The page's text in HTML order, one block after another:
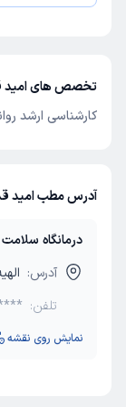
تخصص های امید
کارشناسی ارشد
آدرس مطب امید
درمانگاه سلامت
آدرس: الهیه،
تلفن:
نمایش روی نقشه